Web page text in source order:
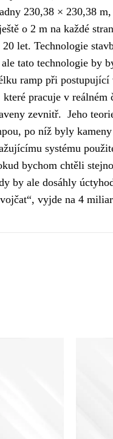
230,38 × 230,38
o 2 m na každé
let. Technologie
tato technologie by
ramp při
které pracuje v
zevnitř. Jeho
po níž byly
systému
bychom chtěli
by ale dosáhly
vyjde na 4